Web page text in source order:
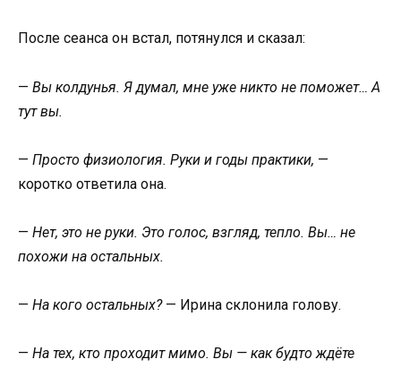
После сеанса он встал, потянулся и сказал:
— Вы колдунья. Я думал, мне уже никто не поможет… А
тут вы.
— Просто физиология. Руки и годы практики, —
коротко ответила она.
— Нет, это не руки. Это голос, взгляд, тепло. Вы… не
похожи на остальных.
— На кого остальных?— Ирина склонила голову.
— На тех, кто проходит мимо. Вы — как будто ждёте